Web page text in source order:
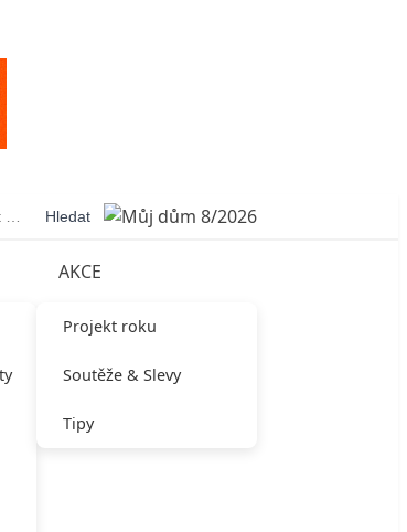
AKCE
Projekt roku
Soutěže & Slevy
Tipy